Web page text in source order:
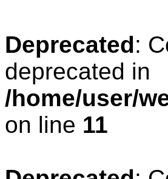
Deprecated:
deprecated in
/home/user/
on line 11